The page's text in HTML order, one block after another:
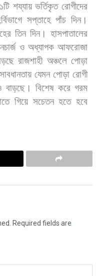
শয্যায় ভর্তিকৃত রোগীদের
সপ্তাহে পাঁচ দিন।
তিন দিন। হাসপাতালের
ও অধ্যাপক আফরোজা
রাজশাহী অঞ্চলে পোড়া
যেমন পোড়া রোগী
বাড়ছে। বিশেষ করে গরম
গিয়ে সচেতন হতে হবে
Required fields are